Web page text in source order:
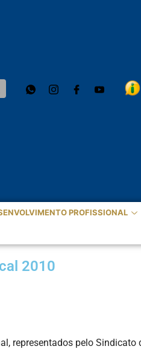
PROFISSIONAL
2010
representados pelo